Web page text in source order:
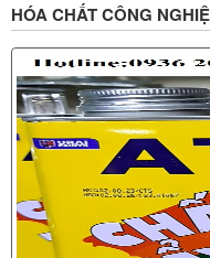
HÓA CHẤT CÔNG